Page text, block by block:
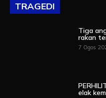
TRAGEDI
Tiga
rakan
7 Ogos
elak